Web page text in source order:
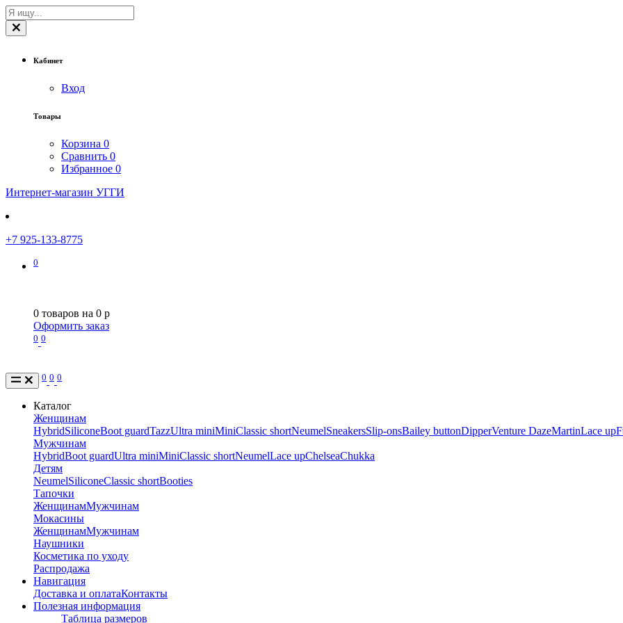
Кабинет
Вход
Товары
Корзина 0
Сравнить 0
Избранное 0
Интернет-магазин УГГИ
+7 925-133-8775
0
0 товаров на 0 p
Оформить заказ
0 0
0 0 0
Каталог
Женщинам
HybridSiliconeBoot guardTazzUltra miniMiniClassic shortNeumelSneakersSlip-onsBailey buttonDipperVenture DazeMartinLace up
Мужчинам
HybridBoot guardUltra miniMiniClassic shortNeumelLace upChelseaChukka
Детям
NeumelSiliconeClassic shortBooties
Тапочки
ЖенщинамМужчинам
Мокасины
ЖенщинамМужчинам
Наушники
Косметика по уходу
Распродажа
Навигация
Доставка и оплатаКонтакты
Полезная информация
Таблица размеров